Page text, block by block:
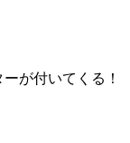
が付いてくる！